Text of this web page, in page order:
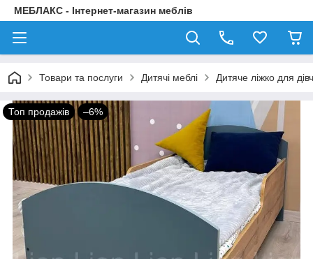
МЕБЛАКС - Інтернет-магазин меблів
Товари та послуги Дитячі меблі Дитяче ліжко для
Топ продажів –6%